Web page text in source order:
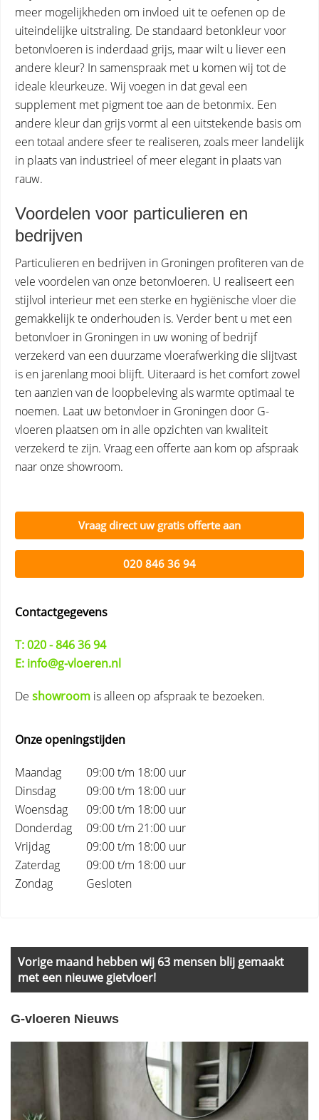
meer mogelijkheden om invloed uit te oefenen op de
uiteindelijke uitstraling. De standaard betonkleur voor
betonvloeren is inderdaad grijs, maar wilt u liever een
andere kleur? In samenspraak met u komen wij tot de
ideale kleurkeuze. Wij voegen in dat geval een
supplement met pigment toe aan de betonmix. Een
andere kleur dan grijs vormt al een uitstekende basis om
een totaal andere sfeer te realiseren, zoals meer landelijk
in plaats van industrieel of meer elegant in plaats van
rauw.
Voordelen voor particulieren en
bedrijven
Particulieren en bedrijven in Groningen profiteren van de
vele voordelen van onze betonvloeren. U realiseert een
stijlvol interieur met een sterke en hygiënische vloer die
gemakkelijk te onderhouden is. Verder bent u met een
betonvloer in Groningen in uw woning of bedrijf
verzekerd van een duurzame vloerafwerking die slijtvast
is en jarenlang mooi blijft. Uiteraard is het comfort zowel
ten aanzien van de loopbeleving als warmte optimaal te
noemen. Laat uw betonvloer in Groningen door G-
vloeren plaatsen om in alle opzichten van kwaliteit
verzekerd te zijn. Vraag een offerte aan kom op afspraak
naar onze showroom.
Vraag direct uw gratis offerte aan
020 846 36 94
Contactgegevens
T: 020 - 846 36 94
E: info@g-vloeren.nl
De showroom is alleen op afspraak te bezoeken.
Onze openingstijden
Maandag
09:00 t/m 18:00 uur
Dinsdag
09:00 t/m 18:00 uur
Woensdag
09:00 t/m 18:00 uur
Donderdag
09:00 t/m 21:00 uur
Vrijdag
09:00 t/m 18:00 uur
Zaterdag
09:00 t/m 18:00 uur
Zondag
Gesloten
Vorige maand hebben wij 63 mensen blij gemaakt
met een nieuwe gietvloer!
G-vloeren Nieuws